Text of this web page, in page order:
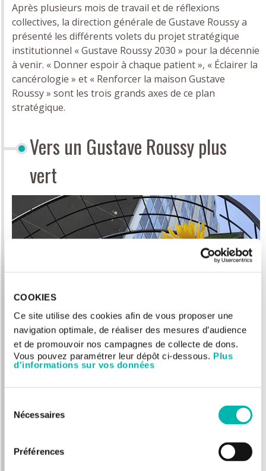
COOKIES
Ce site utilise des cookies afin de vous proposer une
navigation optimale, de réaliser des mesures d’audience
et de promouvoir nos campagnes de collecte de dons.
Vous pouvez paramétrer leur dépôt ci-dessous. Plus
d'informations sur vos données
Nécessaires
Préférences
Après plusieurs mois de travail et de réflexions
collectives, la direction générale de Gustave Roussy a
présenté les différents volets du projet stratégique
institutionnel « Gustave Roussy 2030 » pour la décennie
à venir. « Donner espoir à chaque patient », « Éclairer la
cancérologie » et « Renforcer la maison Gustave
Roussy » sont les trois grands axes de ce plan
stratégique.
Vers un Gustave Roussy plus
vert
En cohérence avec le projet stratégique institutionnel,
travers un programme dédié : le programme GReen,
pour « Gustave Roussy engagé dans une ère nouvelle ».
sobriété numérique, végétalisation des espaces, achats